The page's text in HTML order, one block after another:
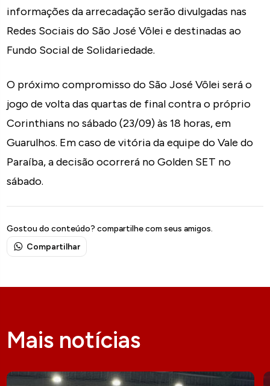
informações da arrecadação serão divulgadas nas
Redes Sociais do São José Vôlei e destinadas ao
Fundo Social de Solidariedade.
O próximo compromisso do São José Vôlei será o
jogo de volta das quartas de final contra o próprio
Corinthians no sábado (23/09) às 18 horas, em
Guarulhos. Em caso de vitória da equipe do Vale do
Paraíba, a decisão ocorrerá no Golden SET no
sábado.
Gostou do conteúdo? compartilhe com seus amigos.
Compartilhar
Mais notícias